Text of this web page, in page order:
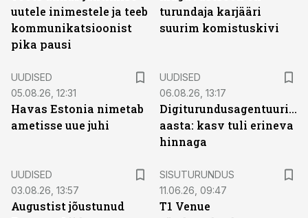
uutele inimestele ja teeb
kommunikatsioonist
pika pausi
turundaja karjääri
suurim komistuskivi
UUDISED
05.08.26, 12:31
Havas Estonia nimetab
ametisse uue juhi
UUDISED
06.08.26, 13:17
Digiturundusagentuuride
aasta: kasv tuli erineva
hinnaga
UUDISED
03.08.26, 13:57
Augustist jõustunud
SISUTURUNDUS
11.06.26, 09:47
T1 Venue